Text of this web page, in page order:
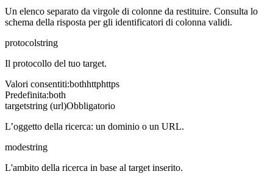
Un elenco separato da virgole di colonne da restituire. Consulta lo
schema della risposta per gli identificatori di colonna validi.
protocolstring
Il protocollo del tuo target.
Valori consentiti:bothhttphttps
Predefinita:both
targetstring (url)Obbligatorio
L’oggetto della ricerca: un dominio o un URL.
modestring
L'ambito della ricerca in base al target inserito.